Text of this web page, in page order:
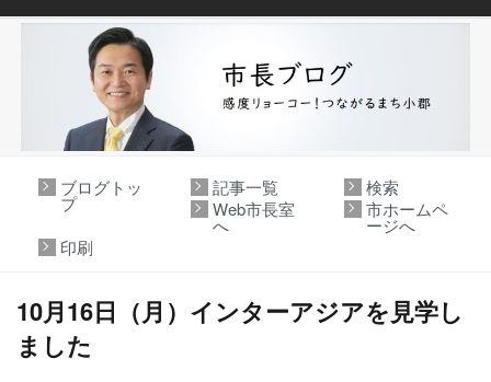
ブログトッ
プ
記事一覧
検索
Web市長室
へ
市ホームペ
ージへ
印刷
10月16日（月）インターアジアを見学し
ました